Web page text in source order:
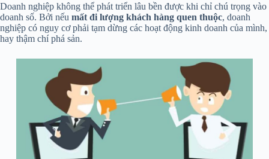
Doanh nghiệp không thể phát triển lâu bền được khi chỉ chú trọng vào
doanh số. Bởi nếu mất đi lượng khách hàng quen thuộc, doanh
nghiệp có nguy cơ phải tạm dừng các hoạt động kinh doanh của mình,
hay thậm chí phá sản.